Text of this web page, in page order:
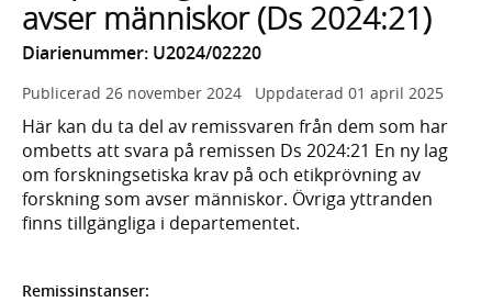
avser människor (Ds 2024:21)
Diarienummer: U2024/02220
Publicerad 26 november 2024 Uppdaterad 01 april 2025
Här kan du ta del av remissvaren från dem som har
ombetts att svara på remissen Ds 2024:21 En ny lag
om forskningsetiska krav på och etikprövning av
forskning som avser människor. Övriga yttranden
finns tillgängliga i departementet.
Remissinstanser: